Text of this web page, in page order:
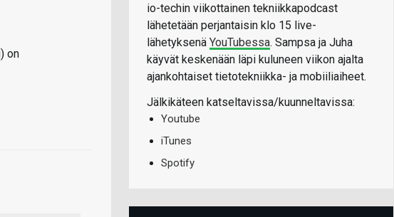
on
io-techin viikottainen tekniikkapodcast
lähetetään perjantaisin klo 15 live-
lähetyksenä YouTubessa. Sampsa ja Juha
käyvät keskenään läpi kuluneen viikon ajalta
ajankohtaiset tietotekniikka- ja mobiiliaiheet.
Jälkikäteen katseltavissa/kuunneltavissa:
Youtube
iTunes
Spotify